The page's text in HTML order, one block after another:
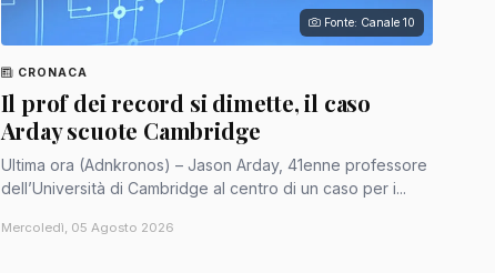
Fonte: Canale 10
CRONACA
Il prof dei record si dimette, il caso
Arday scuote Cambridge
Ultima ora (Adnkronos) – Jason Arday, 41enne professore
dell’Università di Cambridge al centro di un caso per i...
Mercoledì, 05 Agosto 2026